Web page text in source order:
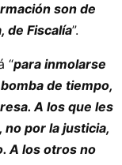
son de
de Fiscalía”.
“para inmolarse
de tiempo,
A los que les
por la justicia,
A los otros no